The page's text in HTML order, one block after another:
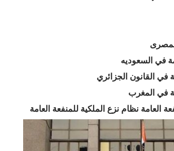
في السعوديه
في القانون الجزائري
في المغرب
العامة نظام نزع الملكية للمنفعة العامة